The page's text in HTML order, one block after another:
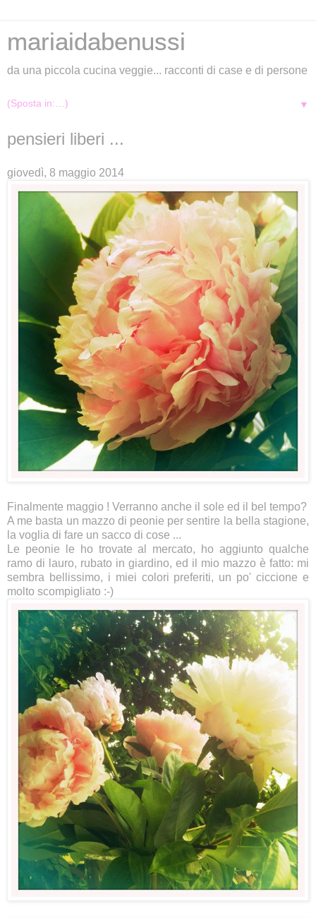
mariaidabenussi
da una piccola cucina veggie... racconti di case e di persone
▼
pensieri liberi ...
giovedì, 8 maggio 2014
Finalmente maggio ! Verranno anche il sole ed il bel tempo?
A me basta un mazzo di peonie per sentire la bella stagione,
la voglia di fare un sacco di cose ...
Le peonie le ho trovate al mercato, ho aggiunto qualche
ramo di lauro, rubato in giardino, ed il mio mazzo è fatto: mi
sembra bellissimo, i miei colori preferiti, un po' ciccione e
molto scompigliato :-)